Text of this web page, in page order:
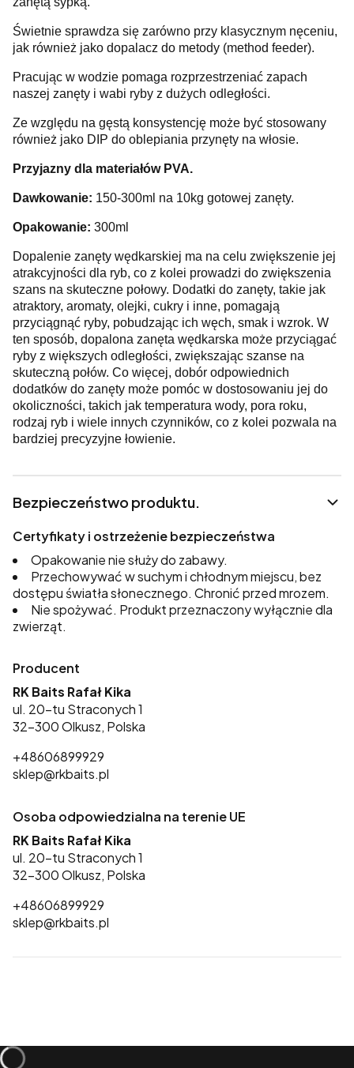
Świetnie sprawdza się zarówno przy klasycznym nęceniu,
jak również jako dopalacz do metody (method feeder).
Pracując w wodzie pomaga rozprzestrzeniać zapach
naszej zanęty i wabi ryby z dużych odległości.
Ze względu na gęstą konsystencję może być stosowany
również jako DIP do oblepiania przynęty na włosie.
Przyjazny dla materiałów PVA.
Dawkowanie: 150-300ml na 10kg gotowej zanęty.
Opakowanie: 300ml
Dopalenie zanęty wędkarskiej ma na celu zwiększenie jej
atrakcyjności dla ryb, co z kolei prowadzi do zwiększenia
szans na skuteczne połowy. Dodatki do zanęty, takie jak
atraktory, aromaty, olejki, cukry i inne, pomagają
przyciągnąć ryby, pobudzając ich węch, smak i wzrok. W
ten sposób, dopalona zanęta wędkarska może przyciągać
ryby z większych odległości, zwiększając szanse na
skuteczną połów. Co więcej, dobór odpowiednich
dodatków do zanęty może pomóc w dostosowaniu jej do
okoliczności, takich jak temperatura wody, pora roku,
rodzaj ryb i wiele innych czynników, co z kolei pozwala na
bardziej precyzyjne łowienie.
Bezpieczeństwo produktu.
Certyfikaty i ostrzeżenie bezpieczeństwa
Opakowanie nie służy do zabawy.
Przechowywać w suchym i chłodnym miejscu, bez
dostępu światła słonecznego. Chronić przed mrozem.
Nie spożywać. Produkt przeznaczony wyłącznie dla
zwierząt.
Producent
RK Baits Rafał Kika
ul. 20-tu Straconych 1
32-300 Olkusz, Polska
+48606899929
sklep@rkbaits.pl
Osoba odpowiedzialna na terenie UE
RK Baits Rafał Kika
ul. 20-tu Straconych 1
32-300 Olkusz, Polska
+48606899929
sklep@rkbaits.pl